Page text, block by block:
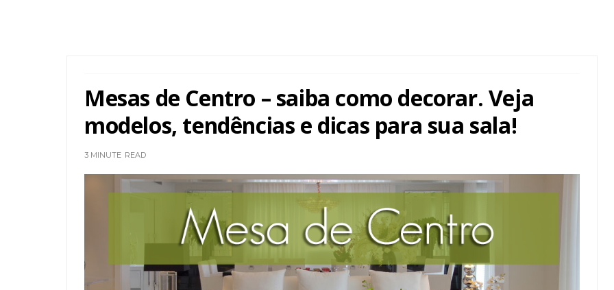
Mesas de Centro – saiba como decorar. Veja
modelos, tendências e dicas para sua sala!
3 MINUTE READ